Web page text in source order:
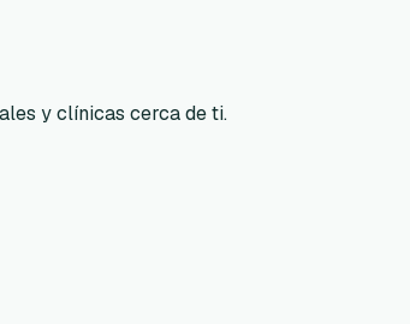
y clínicas cerca de ti.